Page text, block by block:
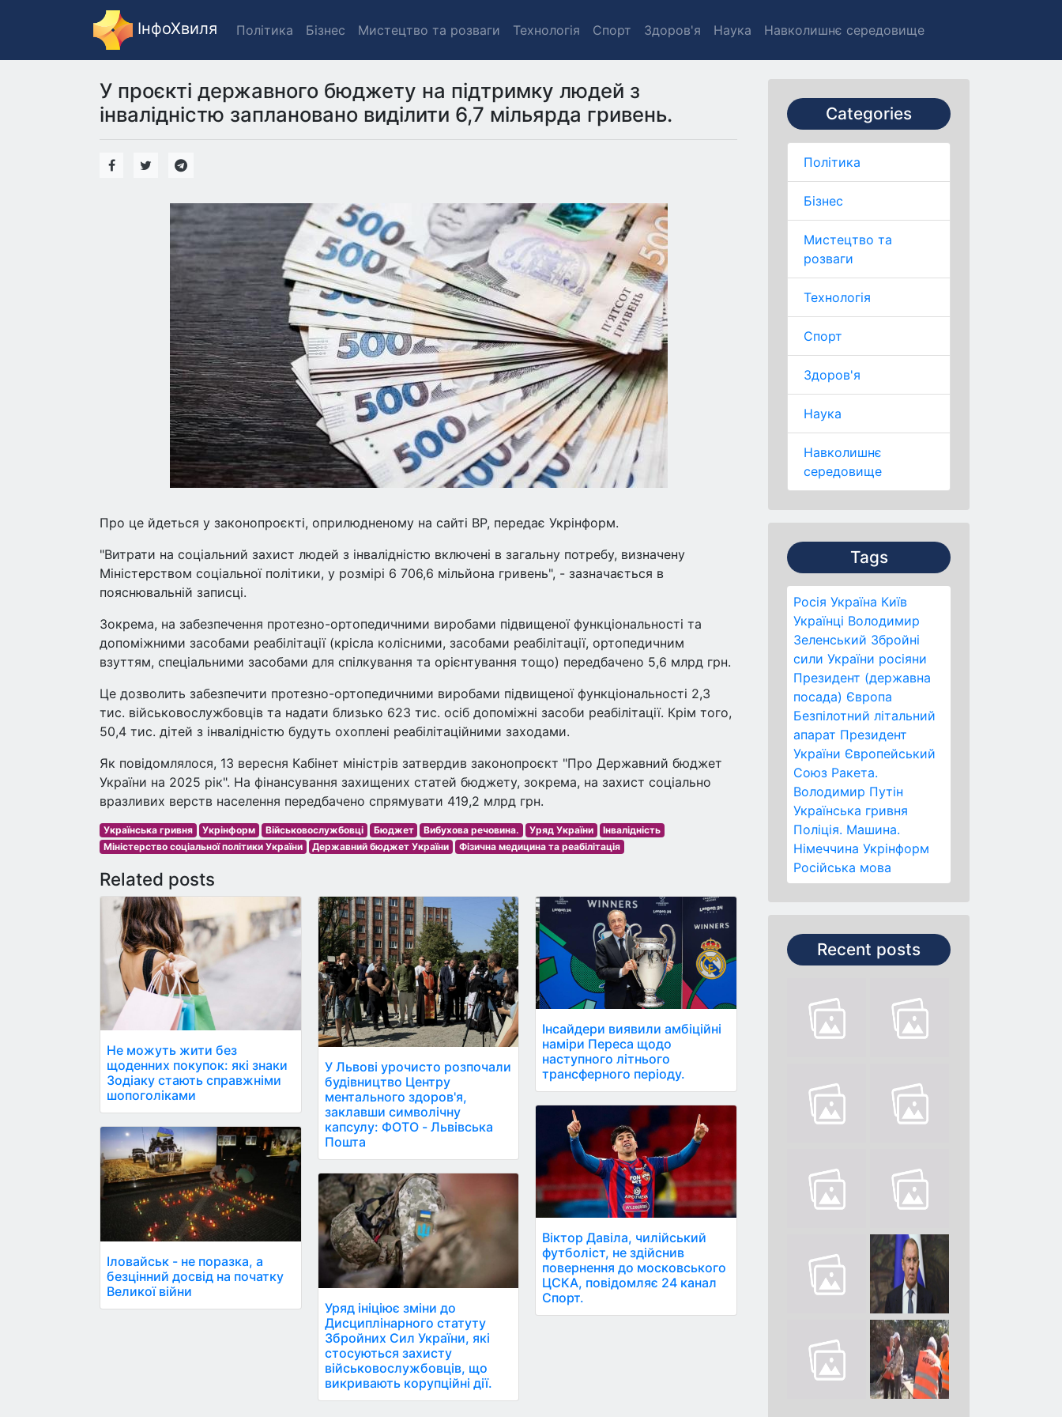
ІнфоХвиля Політика Бізнес Мистецтво та розваги Технологія Спорт Здоров'я Наука Навколишнє середовище
Categories
Політика
Бізнес
Мистецтво та
розваги
Технологія
Спорт
Здоров'я
Наука
Навколишнє
середовище
Tags
Росія Україна Київ
Українці Володимир
Зеленський Збройні
сили України росіяни
Президент (державна
посада) Європа
Безпілотний літальний
апарат Президент
України Європейський
Союз Ракета.
Володимир Путін
Українська гривня
Поліція. Машина.
Німеччина Укрінформ
Російська мова
Recent posts
У проєкті державного бюджету на підтримку людей з
інвалідністю заплановано виділити 6,7 мільярда гривень.
Про це йдеться у законопроєкті, оприлюдненому на сайті ВР, передає Укрінформ.
"Витрати на соціальний захист людей з інвалідністю включені в загальну потребу, визначену
Міністерством соціальної політики, у розмірі 6 706,6 мільйона гривень", - зазначається в
пояснювальній записці.
Зокрема, на забезпечення протезно-ортопедичними виробами підвищеної функціональності та
допоміжними засобами реабілітації (крісла колісними, засобами реабілітації, ортопедичним
взуттям, спеціальними засобами для спілкування та орієнтування тощо) передбачено 5,6 млрд грн.
Це дозволить забезпечити протезно-ортопедичними виробами підвищеної функціональності 2,3
тис. військовослужбовців та надати близько 623 тис. осіб допоміжні засоби реабілітації. Крім того,
50,4 тис. дітей з інвалідністю будуть охоплені реабілітаційними заходами.
Як повідомлялося, 13 вересня Кабінет міністрів затвердив законопроєкт "Про Державний бюджет
України на 2025 рік". На фінансування захищених статей бюджету, зокрема, на захист соціально
вразливих верств населення передбачено спрямувати 419,2 млрд грн.
Українська гривня Укрінформ Військовослужбовці Бюджет Вибухова речовина. Уряд України
Інвалідність
Міністерство соціальної політики України
Державний бюджет України Фізична медицина та реабілітація
Related posts
Не можуть жити без
щоденних покупок: які знаки
Зодіаку стають справжніми
шопоголіками
Іловайськ - не поразка, а
безцінний досвід на початку
Великої війни
У Львові урочисто розпочали
будівництво Центру
ментального здоров'я,
заклавши символічну
капсулу: ФОТО - Львівська
Пошта
Уряд ініціює зміни до
Дисциплінарного статуту
Збройних Сил України, які
стосуються захисту
військовослужбовців, що
викривають корупційні дії.
Інсайдери виявили амбіційні
наміри Переса щодо
наступного літнього
трансферного періоду.
Віктор Давіла, чилійський
футболіст, не здійснив
повернення до московського
ЦСКА, повідомляє 24 канал
Спорт.